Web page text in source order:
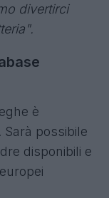
divertirci
è
possibile
disponibili e